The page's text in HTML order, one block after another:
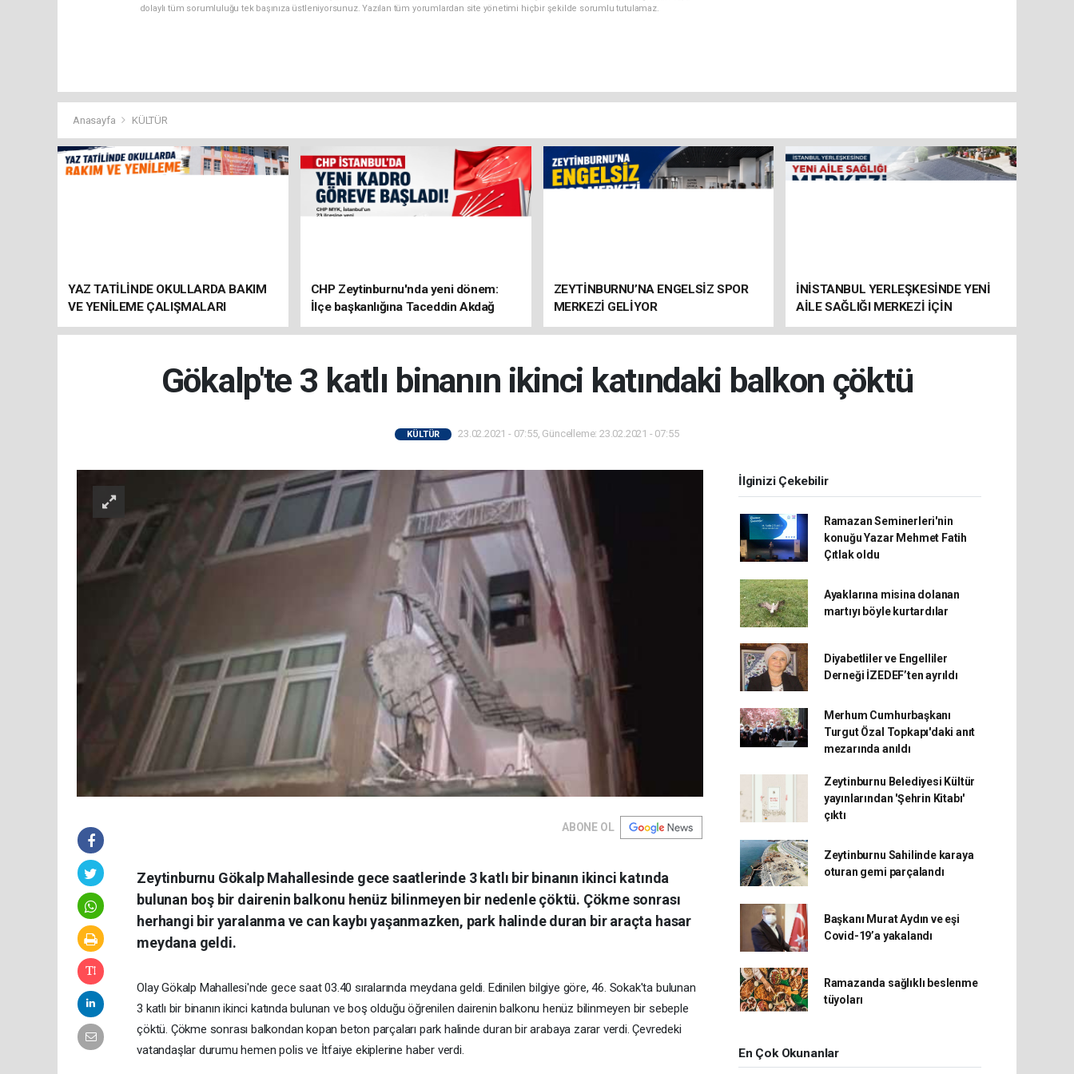
dolaylı tüm sorumluluğu tek başınıza üstleniyorsunuz. Yazılan tüm yorumlardan site yönetimi hiçbir şekilde sorumlu tutulamaz.
Anasayfa KÜLTÜR
YAZ TATİLİNDE OKULLARDA BAKIM
VE YENİLEME ÇALIŞMALARI
SÜRÜYOR
CHP Zeytinburnu'nda yeni dönem:
İlçe başkanlığına Taceddin Akdağ
atandı
ZEYTİNBURNU’NA ENGELSİZ SPOR
MERKEZİ GELİYOR
İNİSTANBUL YERLEŞKESİNDE YENİ
AİLE SAĞLIĞI MERKEZİ İÇİN
HAZIRLIKLAR SÜRÜYOR
Gökalp'te 3 katlı binanın ikinci katındaki balkon çöktü
KÜLTÜR 23.02.2021 - 07:55, Güncelleme: 23.02.2021 - 07:55
ABONE OL
Zeytinburnu Gökalp Mahallesinde gece saatlerinde 3 katlı bir binanın ikinci katında
bulunan boş bir dairenin balkonu henüz bilinmeyen bir nedenle çöktü. Çökme sonrası
herhangi bir yaralanma ve can kaybı yaşanmazken, park halinde duran bir araçta hasar
meydana geldi.
Olay Gökalp Mahallesi'nde gece saat 03.40 sıralarında meydana geldi. Edinilen bilgiye göre, 46. Sokak'ta bulunan
3 katlı bir binanın ikinci katında bulunan ve boş olduğu öğrenilen dairenin balkonu henüz bilinmeyen bir sebeple
çöktü. Çökme sonrası balkondan kopan beton parçaları park halinde duran bir arabaya zarar verdi. Çevredeki
vatandaşlar durumu hemen polis ve İtfaiye ekiplerine haber verdi.
İlginizi Çekebilir
Ramazan Seminerleri'nin
konuğu Yazar Mehmet Fatih
Çıtlak oldu
Ayaklarına misina dolanan
martıyı böyle kurtardılar
Diyabetliler ve Engelliler
Derneği İZEDEF’ten ayrıldı
Merhum Cumhurbaşkanı
Turgut Özal Topkapı'daki anıt
mezarında anıldı
Zeytinburnu Belediyesi Kültür
yayınlarından 'Şehrin Kitabı'
çıktı
Zeytinburnu Sahilinde karaya
oturan gemi parçalandı
Başkanı Murat Aydın ve eşi
Covid-19’a yakalandı
Ramazanda sağlıklı beslenme
tüyoları
En Çok Okunanlar